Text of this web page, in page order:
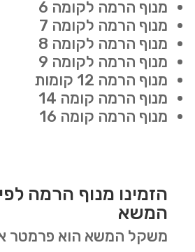
מנוף הרמה לקומה 6
מנוף הרמה לקומה 7
מנוף הרמה לקומה 8
מנוף הרמה לקומה 9
מנוף הרמה 12 קומות
מנוף הרמה קומה 14
מנוף הרמה קומה 16
הזמינו מנוף הרמה
המשא
משקל המשא הוא פרמטר